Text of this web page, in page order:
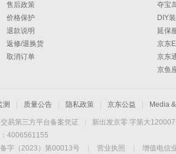
售后政策
价格保护
退款说明
返修/退换货
取消订单
夺宝
DIY
延保
京东
京东
京鱼
测 质量公告 隐私政策 京东公益 Media
易第三方平台备案凭证
新出发京零 字第大
4006561155
字（2023）第00013号 营业执照 增值电信